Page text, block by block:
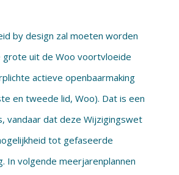
by design zal moeten worden
grote uit de Woo voortvloeide
actieve openbaarmaking
en tweede lid, Woo). Dat is een
vandaar dat deze Wijzigingswet
tot gefaseerde
In volgende meerjarenplannen